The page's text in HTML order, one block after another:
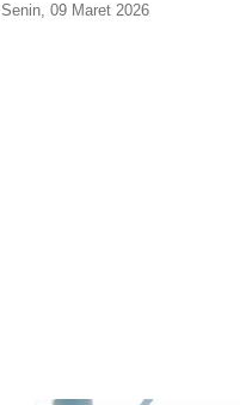
Senin, 09 Maret 2026